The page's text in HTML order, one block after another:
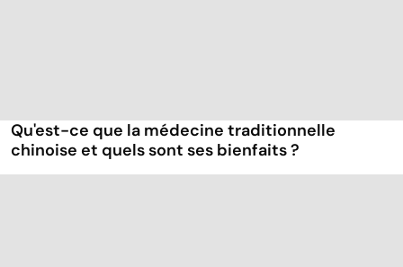
Qu'est-ce que la médecine traditionnelle
chinoise et quels sont ses bienfaits ?